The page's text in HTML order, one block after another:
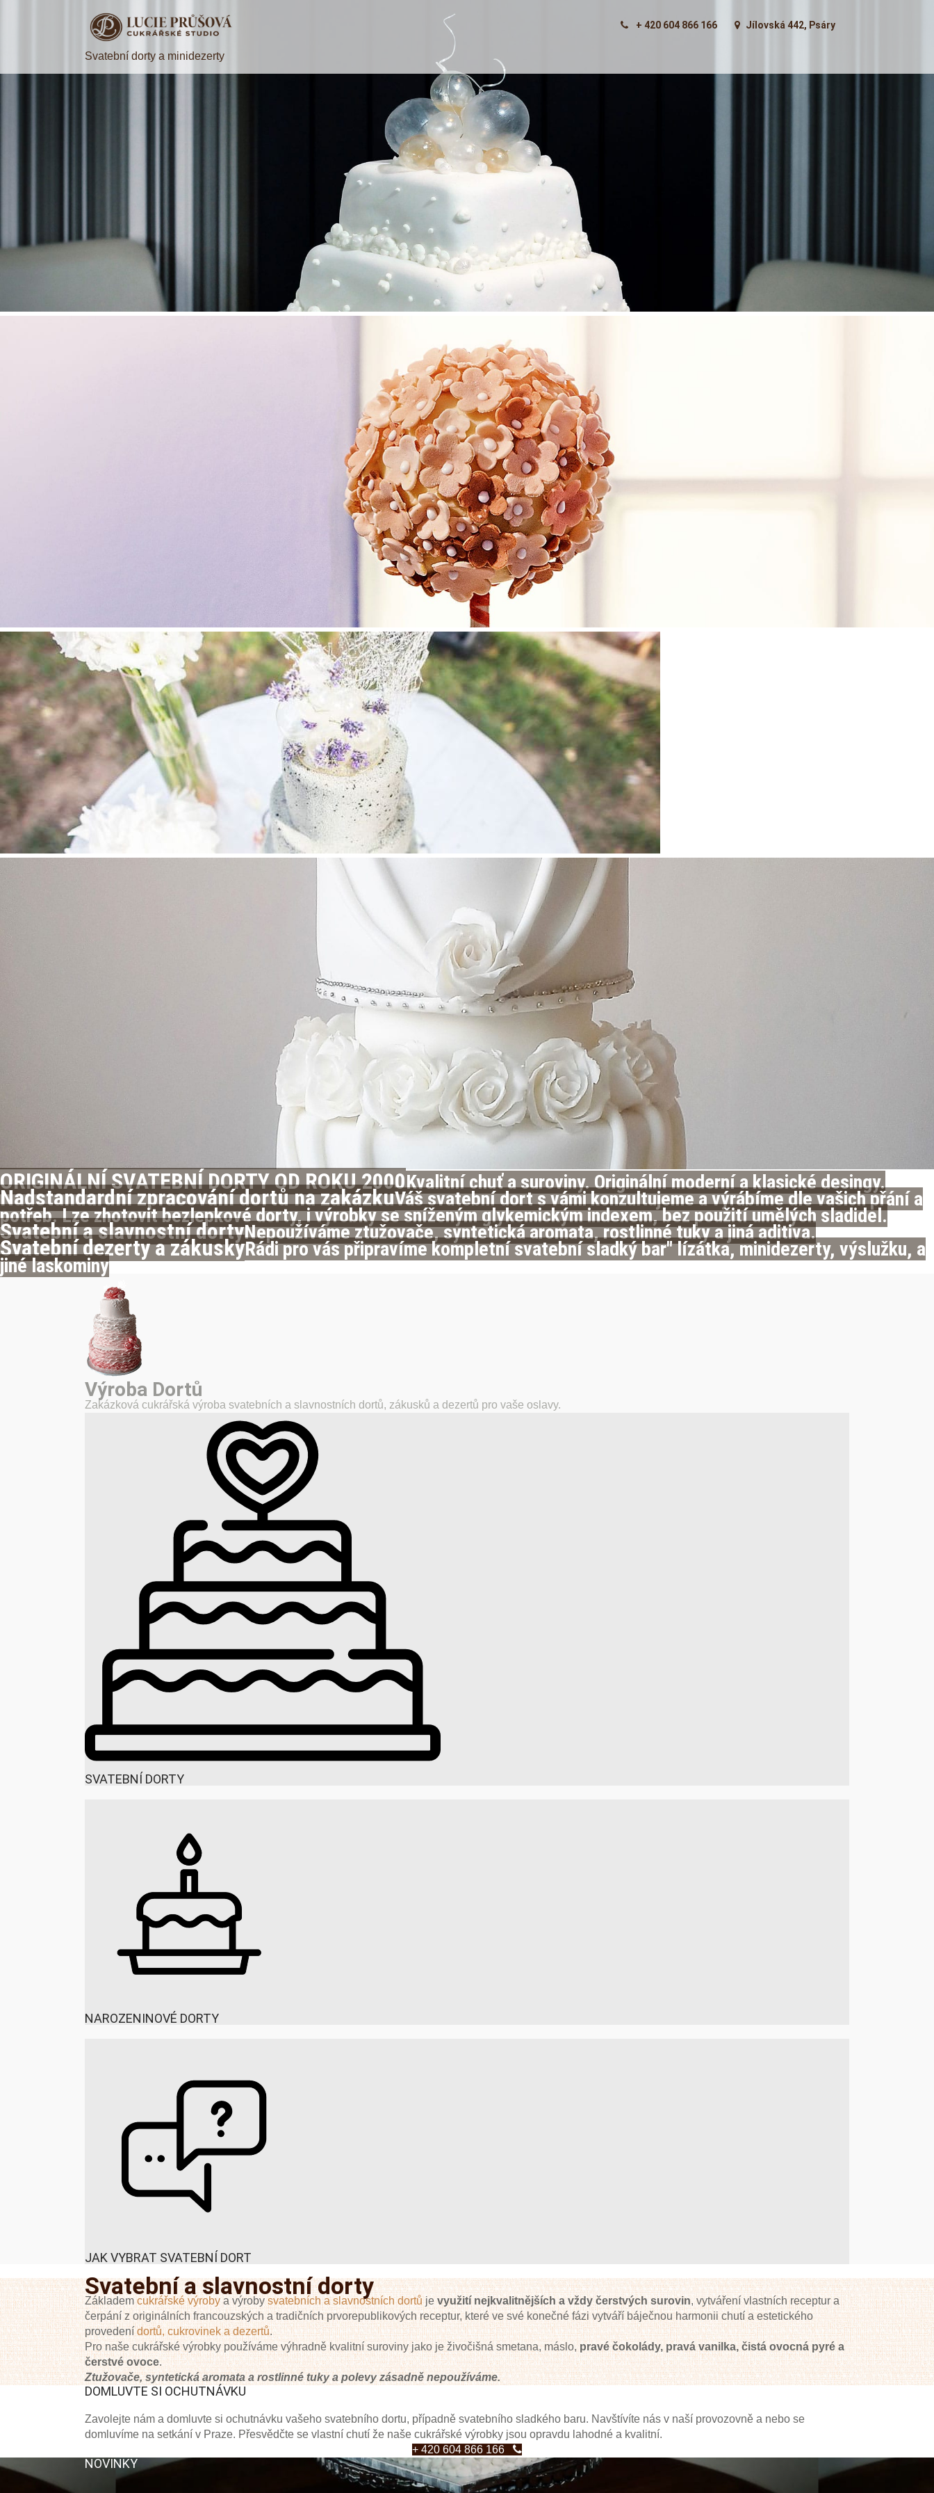
Svatební dorty a minidezerty
+ 420 604 866 166 Jílovská 442, Psáry
ORIGINÁLNÍ SVATEBNÍ DORTY OD ROKU 2000Kvalitní chuť a suroviny. Originální moderní a klasické desingy.
Nadstandardní zpracování dortů na zakázkuVáš svatební dort s vámi konzultujeme a výrábíme dle vašich přání a
potřeb. Lze zhotovit bezlepkové dorty, i výrobky se sníženým glykemickým indexem, bez použití umělých sladidel.
Svatební a slavnostní dortyNepoužíváme ztužovače, syntetická aromata, rostlinné tuky a jiná aditiva.
Svatební dezerty a zákuskyRádi pro vás připravíme kompletní svatební sladký bar" lízátka, minidezerty, výslužku, a
jiné laskominy
Výroba Dortů
Zakázková cukrářská výroba svatebních a slavnostních dortů, zákusků a dezertů pro vaše oslavy.
SVATEBNÍ DORTY
NAROZENINOVÉ DORTY
JAK VYBRAT SVATEBNÍ DORT
Svatební a slavnostní dorty
Základemcukrářské výrobya výroby svatebních a slavnostních dortůje využití nejkvalitnějších a vždy čerstvých surovin, vytváření vlastních receptur a
čerpání z originálních francouzských a tradičních prvorepublikových receptur, které ve své konečné fázi vytváří báječnou harmonii chutí a estetického
provedenídortů, cukrovinek a dezertů.
Pro naše cukrářské výrobky používáme výhradně kvalitní suroviny jako je živočišná smetana, máslo, pravé čokolády, pravá vanilka, čistá ovocná pyré a
čerstvé ovoce.
Ztužovače, syntetická aromata a rostlinné tuky a polevy zásadně nepoužíváme.
DOMLUVTE SI OCHUTNÁVKU
Zavolejte nám a domluvte si ochutnávku vašeho svatebního dortu, případně svatebního sladkého baru. Navštívíte nás v naší provozovně a nebo se
domluvíme na setkání v Praze. Přesvědčte se vlastní chutí že naše cukrářské výrobky jsou opravdu lahodné a kvalitní.
+ 420 604 866 166
NOVINKY